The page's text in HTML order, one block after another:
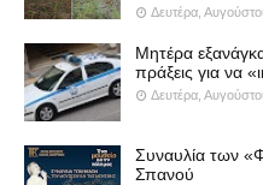
Δευτέρα,
Μητέρα
πράξεις για να
Δευτέρα,
Συναυλία των
Σπανού